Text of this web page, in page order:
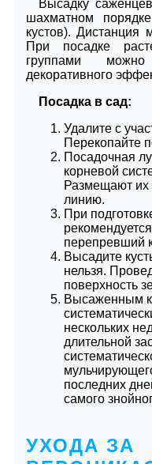
Высадку
шахматном
кустов).
При посадке
группами
декоративного
Посадка в сад:
Удалите с
Перекопайте
Посадочная
корневой
Размещают их
линию.
При
перепревший
Высадите
нельзя.
поверхность
Высаженным
нескольких
длительной
последних
самого
УХОДА ЗА